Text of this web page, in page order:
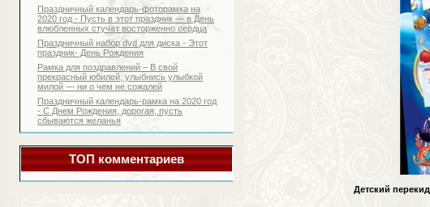
Праздничный календарь-фоторамка на
2020 год - Пусть в этот праздник — в День
влюбленных стучат восторженно сердца
Праздничный набор dvd для диска - Этот
праздник- День Рождения
Рамка для поздравлений – В свой
прекрасный юбилей, улыбнись улыбкой
милой — ни о чем не сожалей
Праздничный календарь-рамка на 2020 год
- С Днем Рождения, дорогая, пусть
сбываются желанья
ТОП комментариев
Детский